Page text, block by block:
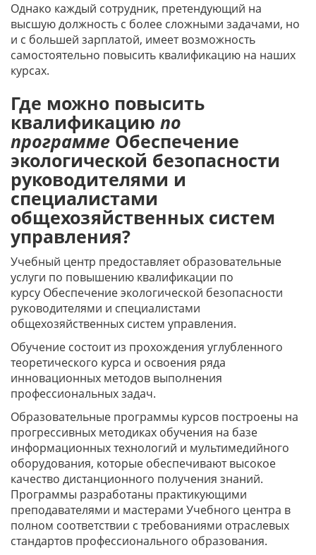
Однако каждый сотрудник, претендующий на
высшую должность с более сложными задачами, но
и с большей зарплатой, имеет возможность
самостоятельно повысить квалификацию на наших
курсах.
Где можно повысить
квалификацию по
программе Обеспечение
экологической безопасности
руководителями и
специалистами
общехозяйственных систем
управления?
Учебный центр предоставляет образовательные
услуги по повышению квалификации по
курсу Обеспечение экологической безопасности
руководителями и специалистами
общехозяйственных систем управления.
Обучение состоит из прохождения углубленного
теоретического курса и освоения ряда
инновационных методов выполнения
профессиональных задач.
Образовательные программы курсов построены на
прогрессивных методиках обучения на базе
информационных технологий и мультимедийного
оборудования, которые обеспечивают высокое
качество дистанционного получения знаний.
Программы разработаны практикующими
преподавателями и мастерами Учебного центра в
полном соответствии с требованиями отраслевых
стандартов профессионального образования.